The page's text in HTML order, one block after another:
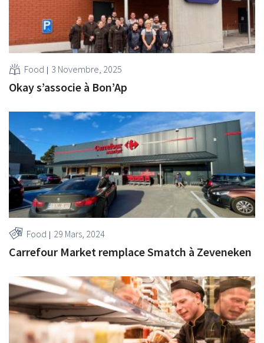
Food 3 Novembre, 2025
Okay s’associe à Bon’Ap
Food 29 Mars, 2024
Carrefour Market remplace Smatch à Zeveneken